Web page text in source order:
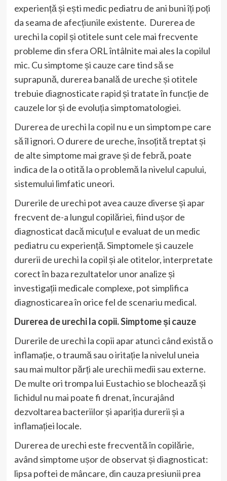
experiență și ești medic pediatru de ani buni îți poți
da seama de afecțiunile existente. Durerea de
urechi la copil și otitele sunt cele mai frecvente
probleme din sfera ORL întâlnite mai ales la copilul
mic. Cu simptome și cauze care tind să se
suprapună, durerea banală de ureche și otitele
trebuie diagnosticate rapid și tratate în funcție de
cauzele lor și de evoluția simptomatologiei.
Durerea de urechi la copil nu e un simptom pe care
să îl ignori. O durere de ureche, însoțită treptat și
de alte simptome mai grave și de febră, poate
indica de la o otită la o problemă la nivelul capului,
sistemului limfatic uneori.
Durerile de urechi pot avea cauze diverse și apar
frecvent de-a lungul copilăriei, fiind ușor de
diagnosticat dacă micuțul e evaluat de un medic
pediatru cu experiență. Simptomele și cauzele
durerii de urechi la copil și ale otitelor, interpretate
corect în baza rezultatelor unor analize și
investigații medicale complexe, pot simplifica
diagnosticarea în orice fel de scenariu medical.
Durerea de urechi la copii. Simptome și cauze
Durerile de urechi la copii apar atunci când există o
inflamație, o traumă sau o iritație la nivelul uneia
sau mai multor părți ale urechii medii sau externe.
De multe ori trompa lui Eustachio se blochează și
lichidul nu mai poate fi drenat, încurajând
dezvoltarea bacteriilor și apariția durerii și a
inflamației locale.
Durerea de urechi este frecventă în copilărie,
având simptome ușor de observat și diagnosticat:
lipsa poftei de mâncare, din cauza presiunii prea